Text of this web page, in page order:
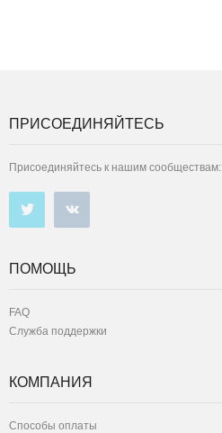
ПРИСОЕДИНЯЙТЕСЬ
Присоединяйтесь к нашим сообществам:
ПОМОЩЬ
FAQ
Служба поддержки
КОМПАНИЯ
Способы оплаты